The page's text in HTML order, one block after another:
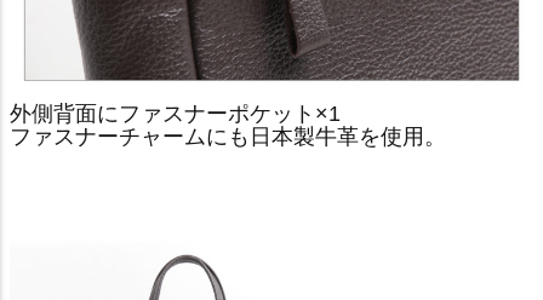
外側背面にファスナーポケット×1
ファスナーチャームにも日本製牛革を使用。